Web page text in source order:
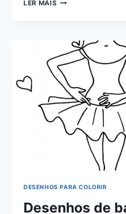
LER MAIS
DESENHOS PARA COLORIR
Desenhos de